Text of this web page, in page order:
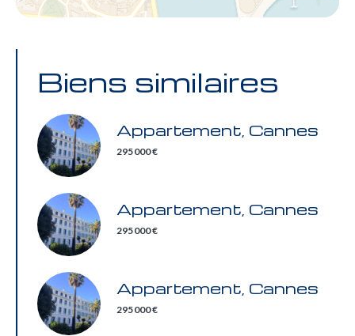
Biens similaires
Appartement, Cannes
295 000 €
Appartement, Cannes
295 000 €
Appartement, Cannes
295 000 €